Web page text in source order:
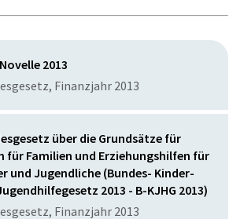
2013
Finanzjahr 2013
über die Grundsätze für
für Familien und Erziehungshilfen für
und Jugendliche (Bundes- Kinder-
2013 - B-KJHG 2013)
Finanzjahr 2013